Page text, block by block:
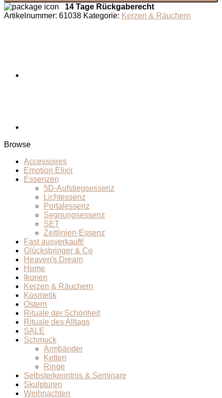
Menge
14 Tage Rückgaberecht
Artikelnummer: 61038 Kategorie: Kerzen & Räuchern
Browse
Accessoires
Emotion Elixir
Essenzen
5D-Aufstiegsessenz
Lichtessenz
Portalessenz
Segnungsessenz
SET
Zeitlinien-Essenz
Fast ausverkauft!
Glücksbringer & Co
Heaven's Dream
Home
Ikonen
Kerzen & Räuchern
Kosmetik
Ostern
Rituale der Schönheit
Rituale des Alltags
SALE
Schmuck
Armbänder
Ketten
Ringe
Selbsterkenntnis & Seminare
Skulpturen
Weihnachten